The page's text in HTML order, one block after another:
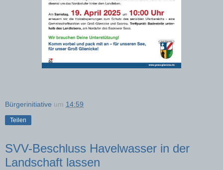
Bürgerinitiative um 14:59
Teilen
SVV-Beschluss Havelwasser in der
Landschaft lassen